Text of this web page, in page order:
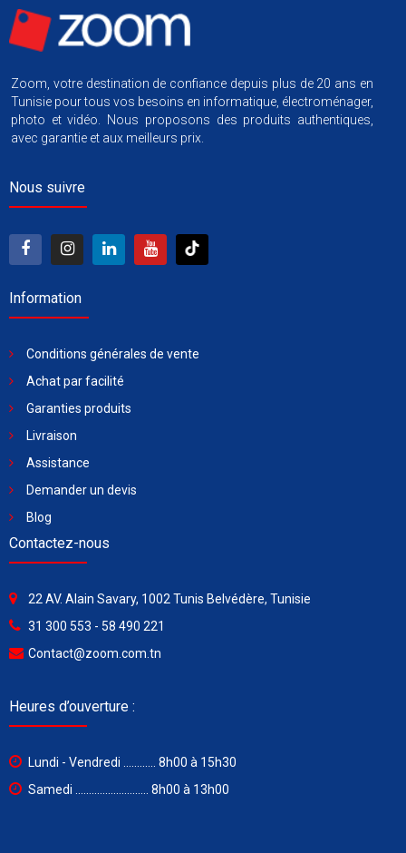
Zoom, votre destination de confiance depuis plus de 20 ans en
Tunisie pour tous vos besoins en informatique, électroménager,
photo et vidéo. Nous proposons des produits authentiques,
avec garantie et aux meilleurs prix.
Nous suivre
Information
Conditions générales de vente
Achat par facilité
Garanties produits
Livraison
Assistance
Demander un devis
Blog
Contactez-nous
22 AV. Alain Savary, 1002 Tunis Belvédère, Tunisie
31 300 553 - 58 490 221
Contact@zoom.com.tn
Heures d’ouverture :
Lundi - Vendredi ............ 8h00 à 15h30
Samedi ........................... 8h00 à 13h00